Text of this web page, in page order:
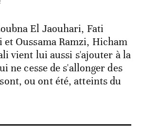
El Jaouhari, Fati
et Oussama Ramzi, Hicham
vient lui aussi s'ajouter à la
ne cesse de s'allonger des
ou ont été, atteints du